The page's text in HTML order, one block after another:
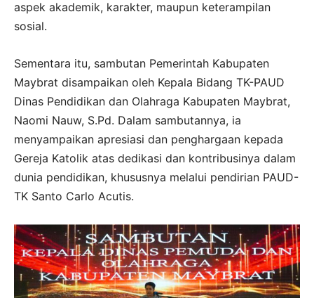
aspek akademik, karakter, maupun keterampilan
sosial.
Sementara itu, sambutan Pemerintah Kabupaten
Maybrat disampaikan oleh Kepala Bidang TK-PAUD
Dinas Pendidikan dan Olahraga Kabupaten Maybrat,
Naomi Nauw, S.Pd. Dalam sambutannya, ia
menyampaikan apresiasi dan penghargaan kepada
Gereja Katolik atas dedikasi dan kontribusinya dalam
dunia pendidikan, khususnya melalui pendirian PAUD-
TK Santo Carlo Acutis.